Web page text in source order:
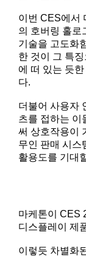
이번 CES에서
의 호버링 홀로
기술을 고도화
한 것이 그 특
에 떠 있는 듯
다.
더불어 사용자
츠를 접하는 이
써 상호작용이
무인 판매 시스
활용도를 기대
마케톤이 CES
디스플레이 제
이렇듯 차별화